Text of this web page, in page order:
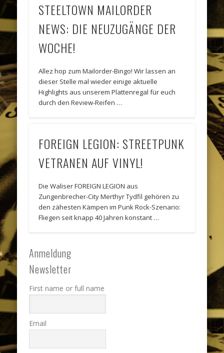
STEELTOWN MAILORDER
NEWS: DIE NEUZUGÄNGE DER
WOCHE!
Allez hop zum Mailorder-Bingo! Wir lassen an
dieser Stelle mal wieder einige aktuelle
Highlights aus unserem Plattenregal für euch
durch den Review-Reifen …
FOREIGN LEGION: STREETPUNK
VETRANEN AUF VINYL!
Die Waliser FOREIGN LEGION aus
Zungenbrecher-City Merthyr Tydfil gehören zu
den zähesten Kämpen im Punk Rock-Szenario:
Fliegen seit knapp 40 Jahren konstant …
Anmeldung
Newsletter
First name or full name
Email